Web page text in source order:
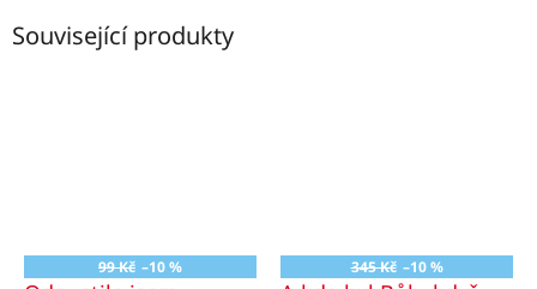
Související produkty
99 Kč –10 % 345 Kč –10 %